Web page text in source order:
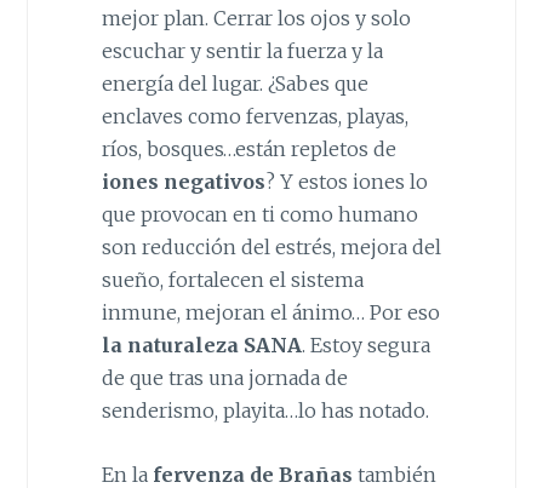
mejor plan. Cerrar los ojos y solo
escuchar y sentir la fuerza y la
energía del lugar. ¿Sabes que
enclaves como fervenzas, playas,
ríos, bosques…están repletos de
iones negativos? Y estos iones lo
que provocan en ti como humano
son reducción del estrés, mejora del
sueño, fortalecen el sistema
inmune, mejoran el ánimo… Por eso
la naturaleza SANA. Estoy segura
de que tras una jornada de
senderismo, playita…lo has notado.
En la fervenza de Brañas también